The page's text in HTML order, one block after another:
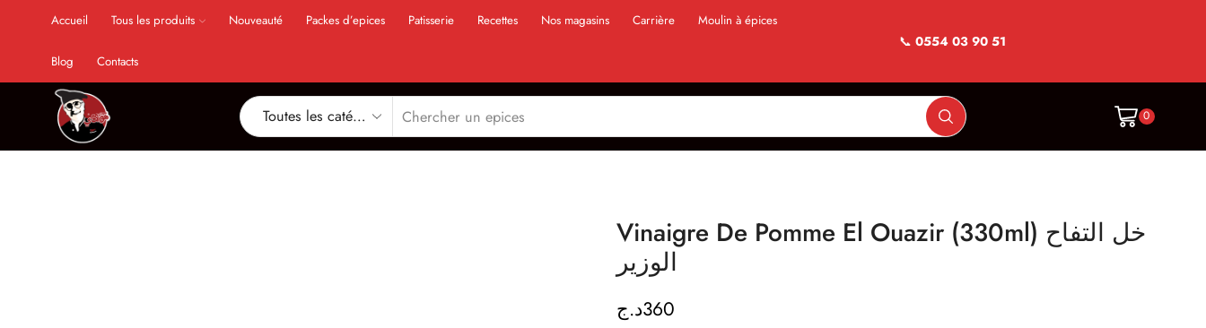
Accueil Tous les produits Nouveauté Packes d’epices Patisserie Recettes Nos magasins Carrière Moulin à épices
Blog Contacts
📞 0554 03 90 51
0
Vinaigre De Pomme El Ouazir (330ml) خل التفاح
الوزير
360د.ج